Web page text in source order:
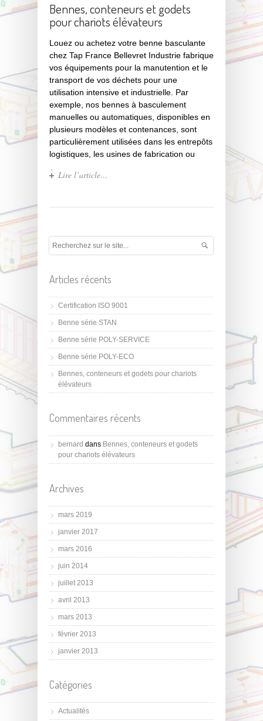
Bennes, conteneurs et godets
pour chariots élévateurs
Louez ou achetez votre benne basculante
chez Tap France Bellevret Industrie fabrique
vos équipements pour la manutention et le
transport de vos déchets pour une
utilisation intensive et industrielle. Par
exemple, nos bennes à basculement
manuelles ou automatiques, disponibles en
plusieurs modèles et contenances, sont
particulièrement utilisées dans les entrepôts
logistiques, les usines de fabrication ou
Lire l’article…
Articles récents
Certification ISO 9001
Benne série STAN
Benne série POLY-SERVICE
Benne série POLY-ECO
Bennes, conteneurs et godets pour chariots
élévateurs
Commentaires récents
bernard dans Bennes, conteneurs et godets
pour chariots élévateurs
Archives
mars 2019
janvier 2017
mars 2016
juin 2014
juillet 2013
avril 2013
mars 2013
février 2013
janvier 2013
Catégories
Actualités